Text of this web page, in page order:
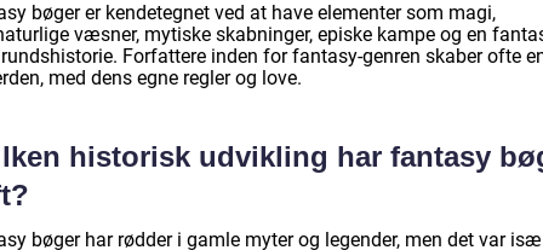
bøger er kendetegnet ved at have elementer som magi,
væsner, mytiske skabninger, episke kampe og en
Forfattere inden for fantasy-genren skaber ofte
med dens egne regler og love.
historisk udvikling har fantasy
bøger har rødder i gamle myter og legender, men det var